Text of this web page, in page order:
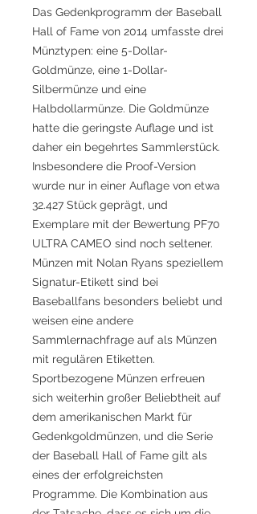
Das Gedenkprogramm der Baseball
Hall of Fame von 2014 umfasste drei
Münztypen: eine 5-Dollar-
Goldmünze, eine 1-Dollar-
Silbermünze und eine
Halbdollarmünze. Die Goldmünze
hatte die geringste Auflage und ist
daher ein begehrtes Sammlerstück.
Insbesondere die Proof-Version
wurde nur in einer Auflage von etwa
32.427 Stück geprägt, und
Exemplare mit der Bewertung PF70
ULTRA CAMEO sind noch seltener.
Münzen mit Nolan Ryans speziellem
Signatur-Etikett sind bei
Baseballfans besonders beliebt und
weisen eine andere
Sammlernachfrage auf als Münzen
mit regulären Etiketten.
Sportbezogene Münzen erfreuen
sich weiterhin großer Beliebtheit auf
dem amerikanischen Markt für
Gedenkgoldmünzen, und die Serie
der Baseball Hall of Fame gilt als
eines der erfolgreichsten
Programme. Die Kombination aus